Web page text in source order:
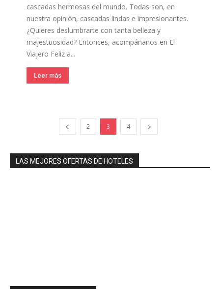
cascadas hermosas del mundo. Todas son, en
nuestra opinión, cascadas lindas e impresionantes.
¿Quieres deslumbrarte con tanta belleza y
majestuosidad? Entonces, acompáñanos en El
Viajero Feliz a...
Leer más
2 3 4
LAS MEJORES OFERTAS DE HOTELES